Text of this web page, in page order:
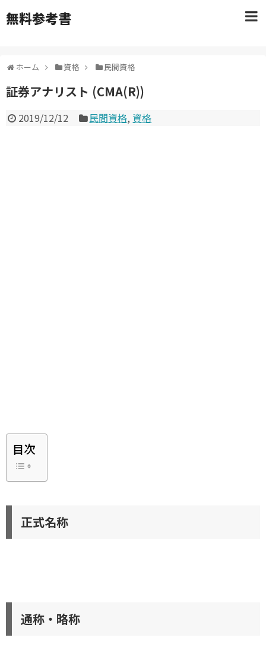
無料参考書
ホーム 資格 民間資格
証券アナリスト (CMA(R))
2019/12/12 民間資格, 資格
目次
正式名称
通称・略称